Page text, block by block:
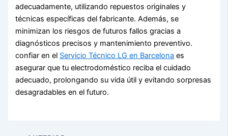
adecuadamente, utilizando repuestos originales y
técnicas específicas del fabricante. Además, se
minimizan los riesgos de futuros fallos gracias a
diagnósticos precisos y mantenimiento preventivo.
confiar en el Servicio Técnico LG en Barcelona es
asegurar que tu electrodoméstico reciba el cuidado
adecuado, prolongando su vida útil y evitando sorpresas
desagradables en el futuro.